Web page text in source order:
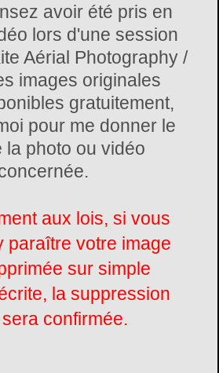
avoir été pris en
lors d'une session
Aérial Photography /
images originales
gratuitement,
pour me donner le
la photo ou vidéo
aux lois, si vous
paraître votre image
sur simple
la suppression
confirmée.